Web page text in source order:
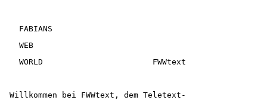
FABIANS
WEB
WORLD
FWWtext
Willkommen bei FWWtext, dem Teletext-